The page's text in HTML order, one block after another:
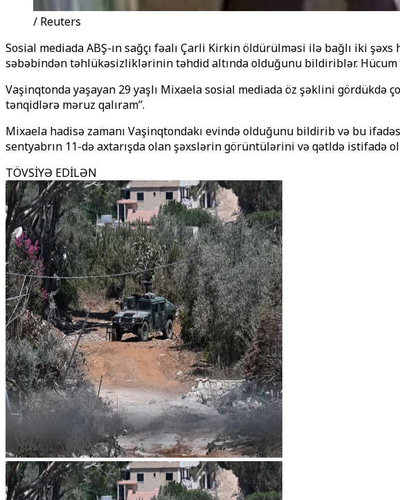
/ Reuters
Sosial mediada ABŞ-ın sağçı fəalı Çarli Kirkin öldürülməsi ilə bağlı iki
səbəbindən təhlükəsizliklərinin təhdid altında olduğunu bildiriblər. Hücum
Vaşinqtonda yaşayan 29 yaşlı Mixaela sosial mediada öz şəklini
tənqidlərə məruz qalıram’’.
Mixaela hadisə zamanı Vaşinqtondakı evində olduğunu bildirib və bu
sentyabrın 11-də axtarışda olan şəxslərin görüntülərini və qətldə istifadə
TÖVSİYƏ EDİLƏN